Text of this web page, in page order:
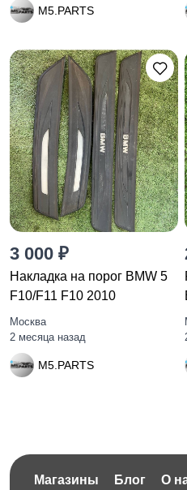
M5.PARTS
3 000 ₽
Накладка на порог BMW 5
F10/F11 F10 2010
Москва
2 месяца назад
M5.PARTS
Магазины Блог О